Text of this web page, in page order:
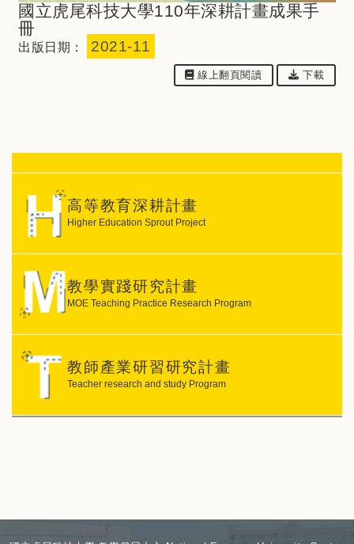
國立虎尾科技大學110年深耕計畫成果手
冊
出版日期： 2021-11
線上翻⾴閱讀 下載檔案：
下載
高等教育深耕計畫
Higher Education Sprout Project
教學實踐研究計畫
MOE Teaching Practice Research Program
教師產業研習研究計畫
Teacher research and study Program